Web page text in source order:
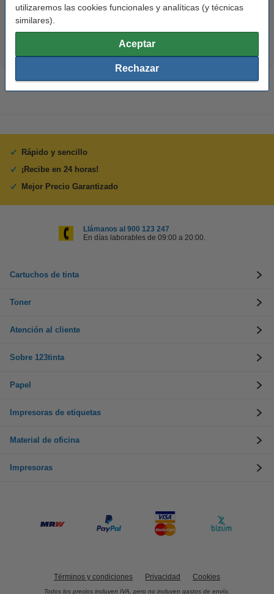
utilizaremos las cookies funcionales y analíticas (y técnicas
similares).
Aceptar
Rechazar
10,50 € Incl. 21% IVA 14,50 € Incl. 21% IVA
Rápido y sencillo
¡Recibe en 24 horas!
Mejor Precio Garantizado
Llámanos al 900 123 247
En días laborables de 09:00 a 20:00.
Cartuchos de tinta
Toner
Atención al cliente
Sobre 123tinta
Papel
Impresoras de etiquetas
Material de oficina
Impresoras
Términos y condiciones Privacidad Cookies
Todos los precios incluyen IVA, pero no incluyen gastos de envío.